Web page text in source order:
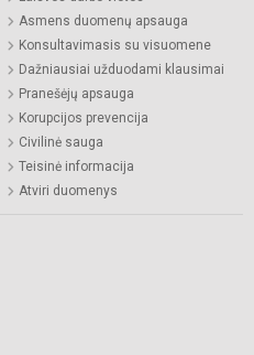
Asmens duomenų apsauga
Konsultavimasis su visuomene
Dažniausiai užduodami klausimai
Pranešėjų apsauga
Korupcijos prevencija
Civilinė sauga
Teisinė informacija
Atviri duomenys